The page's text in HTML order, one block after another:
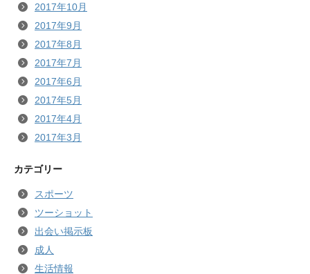
2017年10月
2017年9月
2017年8月
2017年7月
2017年6月
2017年5月
2017年4月
2017年3月
カテゴリー
スポーツ
ツーショット
出会い掲示板
成人
生活情報